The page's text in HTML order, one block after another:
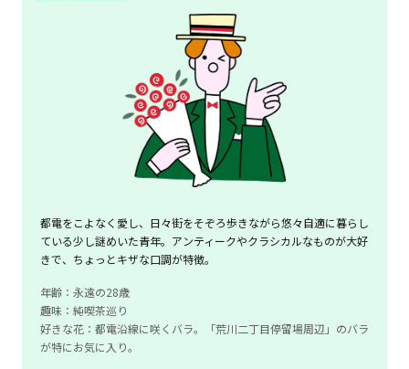
都電をこよなく愛し、日々街をそぞろ歩きながら悠々自適に暮らし
ている少し謎めいた青年。アンティークやクラシカルなものが大好
きで、ちょっとキザな口調が特徴。
年齢：永遠の28歳
趣味：純喫茶巡り
好きな花：都電沿線に咲くバラ。「荒川二丁目停留場周辺」のバラ
が特にお気に入り。